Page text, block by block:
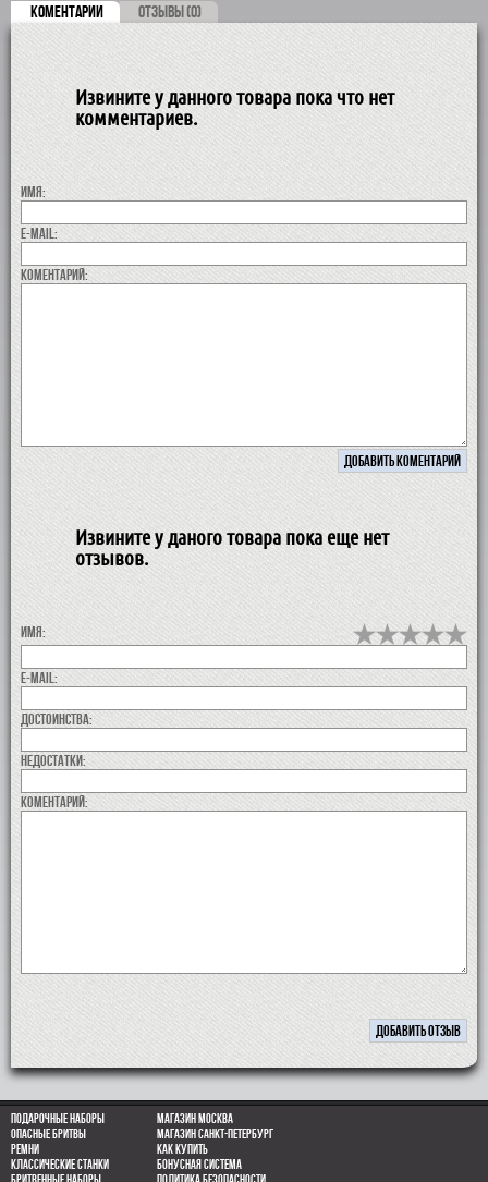
КОМЕНТАРИИ ОТЗЫВЫ (0)
Извините у данного товара пока что нет
комментариев.
Имя:
E-MAIL:
коментарий:
Извините у даного товара пока еще нет
отзывов.
Имя:
E-MAIL:
Достоинства:
недостатки:
коментарий:
Подарочные наборы
Опасные бритвы
Ремни
Классические станки
Магазин Москва
Магазин Санкт-Петербург
Как купить
Бонусная система